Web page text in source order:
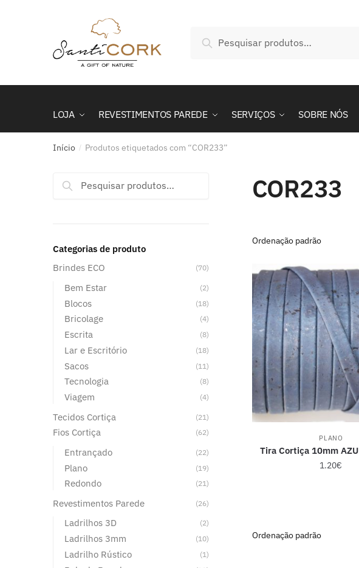
por:
Pesquisa
LOJA REVESTIMENTOS PAREDE SERVIÇOS SOBRE NÓS
Início / Produtos etiquetados com “COR233”
COR233
PLANO
Tira Cortiça 10mm
1.20€
Pesquisar
Pesquisa
Categorias de produto
Brindes ECO
(70)
Bem Estar (2)
Blocos (18)
Bricolage (4)
Escrita (8)
Lar e Escritório (18)
Sacos (11)
Tecnologia (8)
Viagem (4)
Tecidos Cortiça (21)
Fios Cortiça (62)
Entrançado (22)
Plano (19)
Redondo (21)
Revestimentos Parede (26)
Ladrilhos 3D (2)
Ladrilhos 3mm (10)
Ladrilho Rústico (1)